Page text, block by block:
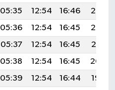
05:35 12:54 16:46
20:03
05:36 12:54 16:45
20:02
05:37 12:54 16:45
20:01
05:38 12:54 16:45
20:00
05:39 12:54 16:44
19:59